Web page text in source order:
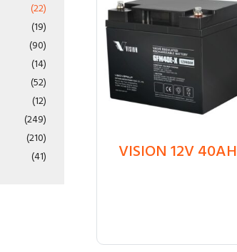
₸36 450
VISION 12V 40AH
(22)
(19)
(90)
(14)
(52)
(12)
(249)
(210)
(41)